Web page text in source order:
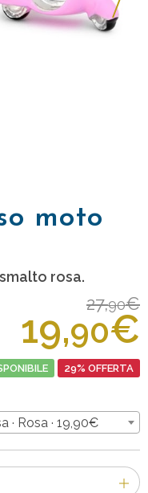
moto
rosa.
27,90€
19,90€
29% OFFERTA
Rosa · 19,90€